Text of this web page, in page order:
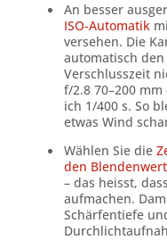
An besser
ISO-Automatik
versehen. Die
automatisch den
Verschlusszeit
f/2.8 70–200
ich 1/400 s. So
etwas Wind
Wählen Sie die
den Blendenwert
– das heisst,
aufmachen.
Schärfentiefe